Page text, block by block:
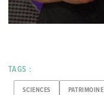
TAGS :
SCIENCES PATRIMOINE